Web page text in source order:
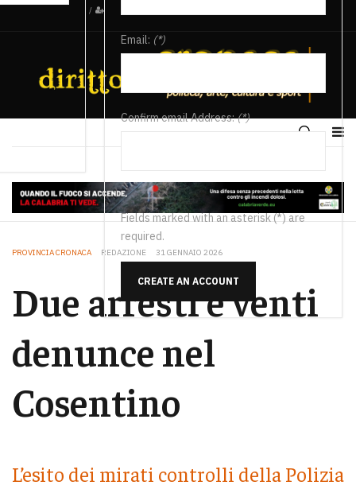
/
Email: (*)
Confirm email Address:(*)
Fields marked with an asterisk (*) are
required.
CREATE AN ACCOUNT
PROVINCIA CRONACA REDAZIONE 31 GENNAIO 2026
Due arresti e venti
denunce nel
Cosentino
L’esito dei mirati controlli della Polizia